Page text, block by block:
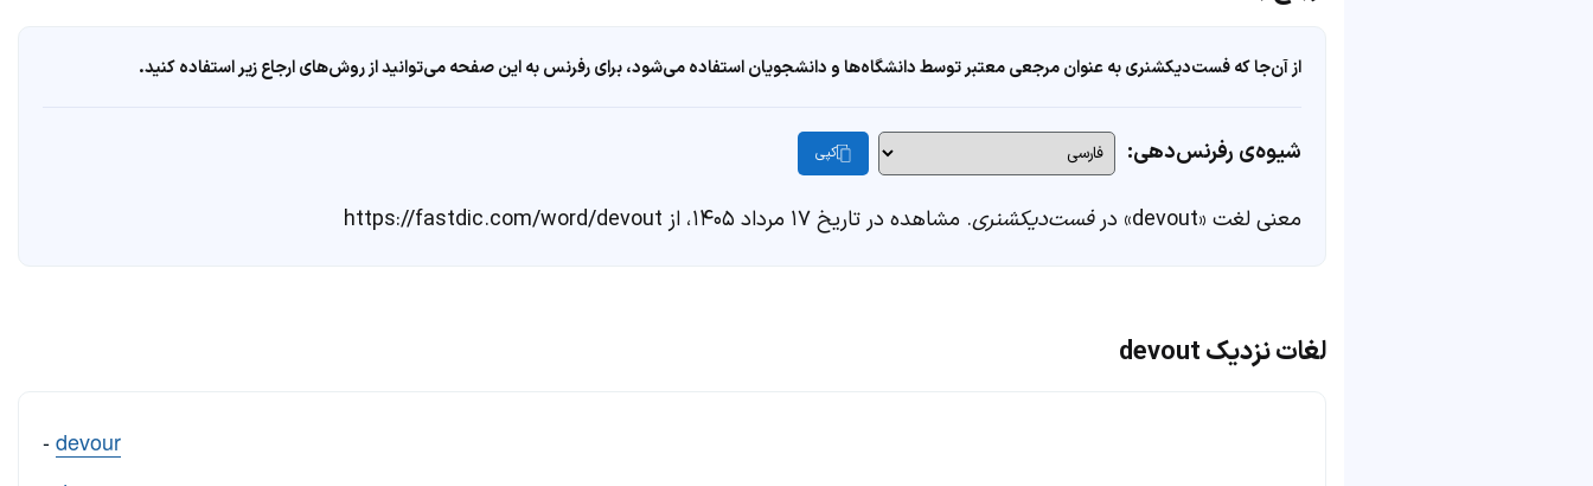
از آن‌جا که فست‌دیکشنری به عنوان مرجعی معتبر توسط دانشگاه‌ها و دانشجویان استفاده می‌شود، برای رفرنس به این صفحه می‌توانید از روش‌های ارجاع زیر استفاده کنید.
شیوه‌ی رفرنس‌دهی: کپی
معنی لغت «devout» در فست‌دیکشنری. مشاهده در تاریخ ۱۷ مرداد ۱۴۰۵، از https://fastdic.com/word/devout
لغات نزدیک devout
-devour